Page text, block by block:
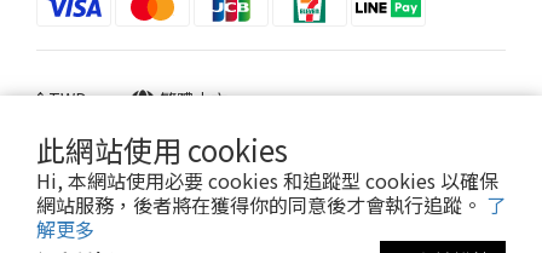
此網站使用 cookies
Hi, 本網站使用必要 cookies 和追蹤型 cookies 以確保
網站服務，後者將在獲得你的同意後才會執行追蹤。 了
解更多
$TWD 繁體中文